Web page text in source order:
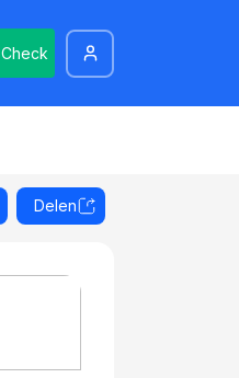
Check
Delen